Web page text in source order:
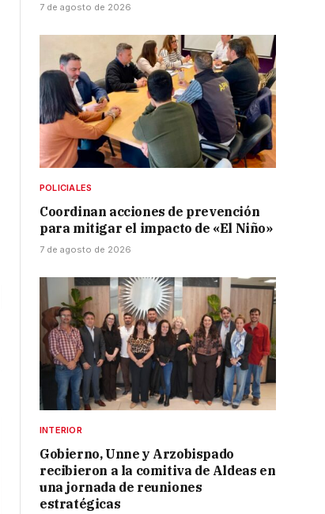
7 de agosto de 2026
POLICIALES
Coordinan acciones de prevención
para mitigar el impacto de «El Niño»
7 de agosto de 2026
INTERIOR
Gobierno, Unne y Arzobispado
recibieron a la comitiva de Aldeas en
una jornada de reuniones
estratégicas